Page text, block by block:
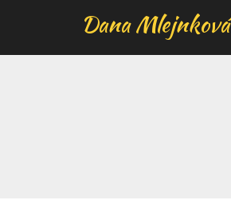
Dana Mlejnková